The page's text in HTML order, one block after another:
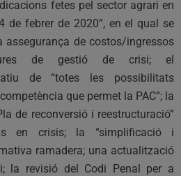
fetes pel sector agrari en
de febrer de 2020”, en el qual se
assegurança de costos/ingressos
de gestió de crisi; el
de “totes les possibilitats
que permet la PAC”; la
de reconversió i reestructuració”
en crisis; la “simplificació i
ramadera; una actualització
la revisió del Codi Penal per a